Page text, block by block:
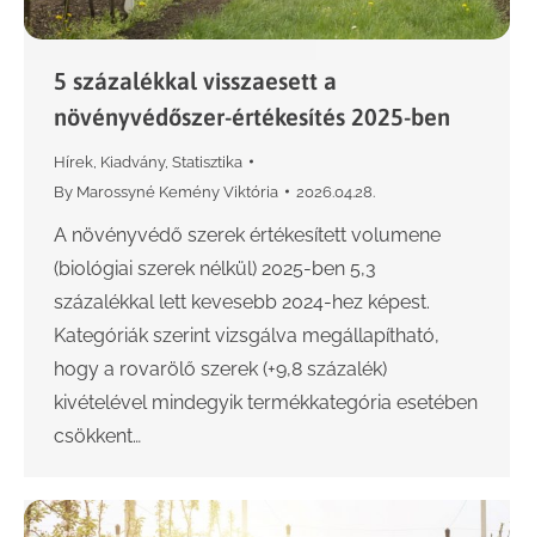
5 százalékkal visszaesett a
növényvédőszer-értékesítés 2025-ben
Hírek Kiadvány, Statisztika
By Marossyné Kemény Viktória 2026.04.28.
A növényvédő szerek értékesített volumene
(biológiai szerek nélkül) 2025-ben 5,3
százalékkal lett kevesebb 2024-hez képest.
Kategóriák szerint vizsgálva megállapítható,
hogy a rovarölő szerek (+9,8 százalék)
kivételével mindegyik termékkategória esetében
csökkent…